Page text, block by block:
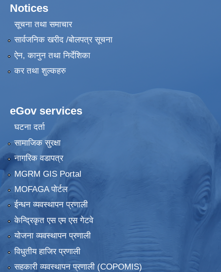
Notices
सूचना तथा समाचार
सार्वजनिक खरीद /बोलपत्र सूचना
ऐन, कानुन तथा निर्देशिका
कर तथा शुल्कहरु
eGov services
घटना दर्ता
सामाजिक सुरक्षा
नागरिक वडापत्र
MGRM GIS Portal
MOFAGA पोर्टल
ईन्धन व्यवस्थापन प्रणाली
केन्द्रिकृत एस एम एस गेटवे
योजना व्यवस्थापन प्रणाली
विधुतीय हाजिर प्रणाली
सहकारी व्यवस्थापन प्रणाली (COPOMIS)